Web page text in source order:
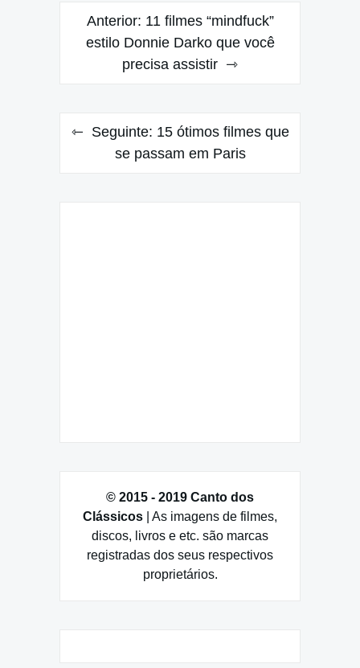
Navegação
Anterior: 11 filmes “mindfuck”
estilo Donnie Darko que você
precisa assistir
Seguinte: 15 ótimos filmes que
se passam em Paris
© 2015 - 2019 Canto dos
Clássicos | As imagens de filmes,
discos, livros e etc. são marcas
registradas dos seus respectivos
proprietários.